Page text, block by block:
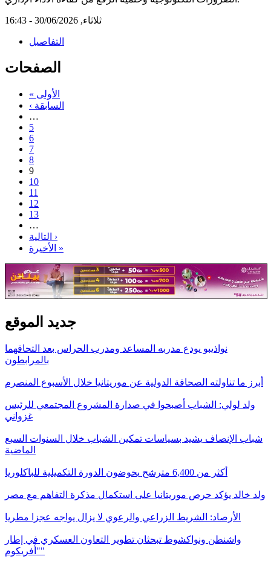
ثلاثاء, 30/06/2026 - 16:43
التفاصيل
الصفحات
« الأولى
‹ السابقة
…
5
6
7
8
9
10
11
12
13
…
التالية ›
الأخيرة »
جديد الموقع
نواذيبو يودع مدربه المساعد ومدرب الحراس بعد التحاقهما
بالمرابطون
أبرز ما تناولته الصحافة الدولية عن موريتانيا خلال الأسبوع المنصرم
ولد لولي: الشباب أصبحوا في صدارة المشروع المجتمعي للرئيس
غزواني
شباب الإنصاف يشيد بسياسات تمكين الشباب خلال السنوات السبع
الماضية
أكثر من 6,400 مترشح يخوضون الدورة التكميلية للباكلوريا
ولد خالد يؤكد حرص موريتانيا على استكمال مذكرة التفاهم مع مصر
الأرصاد: الشريط الزراعي والرعوي لا يزال يواجه عجزا مطريا
واشنطن ونواكشوط تبحثان تطوير التعاون العسكري في إطار
"أفريكوم"